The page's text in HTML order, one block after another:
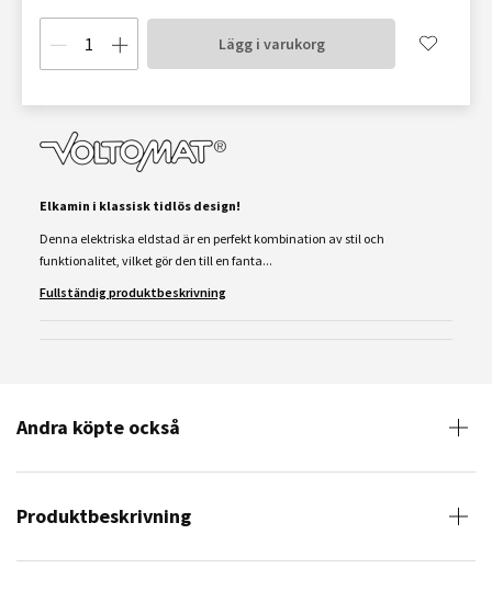
Lägg i varukorg
Elkamin i klassisk tidlös design!
Denna elektriska eldstad är en perfekt kombination av stil och
funktionalitet, vilket gör den till en fanta...
Fullständig produktbeskrivning
Andra köpte också
Produktbeskrivning